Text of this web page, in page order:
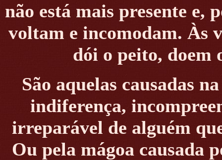
não está mais presente e,
voltam e incomodam. Às
dói o peito, doem
São aquelas causadas
indiferença,
irreparável de alguém
Ou pela mágoa causada